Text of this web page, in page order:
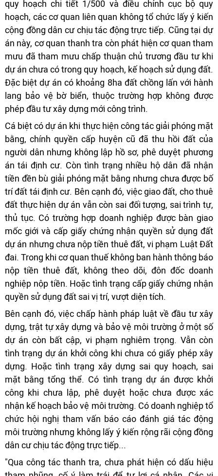
quy hoạch chi tiết 1/500 và điều chỉnh cục bộ quy
hoạch, các cơ quan liên quan không tổ chức lấy ý kiến
cộng đồng dân cư chịu tác động trực tiếp. Cũng tại dự
án này, cơ quan thanh tra còn phát hiện cơ quan tham
mưu đã tham mưu chấp thuận chủ trương đầu tư khi
dự án chưa có trong quy hoạch, kế hoạch sử dụng đất.
Đặc biệt dự án có khoảng 8ha đất chồng lấn với hành
lang bảo vệ bờ biển, thuộc trường hợp không được
phép đầu tư xây dựng mới công trình.
Cá biệt có dự án khi thực hiện công tác giải phóng mặt
bằng, chính quyền cấp huyện cũ đã thu hồi đất của
người dân nhưng không lập hồ sơ, phê duyệt phương
án tái định cư. Còn tình trạng nhiều hộ dân đã nhận
tiền đền bù giải phóng mặt bằng nhưng chưa được bố
trí đất tái định cư. Bên cạnh đó, việc giao đất, cho thuê
đất thực hiện dự án vẫn còn sai đối tượng, sai trình tự,
thủ tục. Có trường hợp doanh nghiệp được bàn giao
mốc giới và cấp giấy chứng nhận quyền sử dụng đất
dự án nhưng chưa nộp tiền thuê đất, vi phạm Luật Đất
đai. Trong khi cơ quan thuế không ban hành thông báo
nộp tiền thuê đất, không theo dõi, đôn đốc doanh
nghiệp nộp tiền. Hoặc tình trạng cấp giấy chứng nhận
quyền sử dụng đất sai vị trí, vượt diện tích.
Bên cạnh đó, việc chấp hành pháp luật về đầu tư xây
dựng, trật tự xây dựng và bảo vệ môi trường ở một số
dự án còn bất cập, vi phạm nghiêm trọng. Vẫn còn
tình trạng dự án khởi công khi chưa có giấy phép xây
dựng. Hoặc tình trạng xây dựng sai quy hoạch, sai
mặt bằng tổng thể. Có tình trạng dự án được khởi
công khi chưa lập, phê duyệt hoặc chưa được xác
nhận kế hoạch bảo vệ môi trường. Có doanh nghiệp tổ
chức hội nghị tham vấn báo cáo đánh giá tác động
môi trường nhưng không lấy ý kiến rộng rãi cộng đồng
dân cư chịu tác động trực tiếp...
"Qua công tác thanh tra, chưa phát hiện có dấu hiệu